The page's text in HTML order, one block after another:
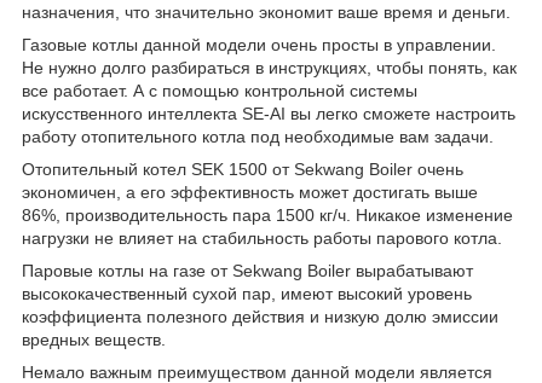
назначения, что значительно экономит ваше время и деньги.
Газовые котлы данной модели очень просты в управлении.
Не нужно долго разбираться в инструкциях, чтобы понять, как
все работает. А с помощью контрольной системы
искусственного интеллекта SE-AI вы легко сможете настроить
работу отопительного котла под необходимые вам задачи.
Отопительный котел SEK 1500 от Sekwang Boiler очень
экономичен, а его эффективность может достигать выше
86%, производительность пара 1500 кг/ч. Никакое изменение
нагрузки не влияет на стабильность работы парового котла.
Паровые котлы на газе от Sekwang Boiler вырабатывают
высококачественный сухой пар, имеют высокий уровень
коэффициента полезного действия и низкую долю эмиссии
вредных веществ.
Немало важным преимуществом данной модели является